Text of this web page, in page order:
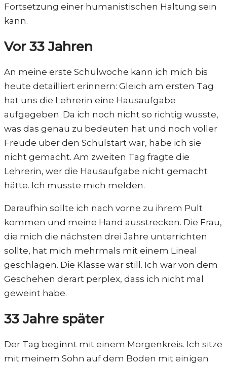
Fortsetzung einer humanistischen Haltung sein
kann.
Vor 33 Jahren
An meine erste Schulwoche kann ich mich bis
heute detailliert erinnern: Gleich am ersten Tag
hat uns die Lehrerin eine Hausaufgabe
aufgegeben. Da ich noch nicht so richtig wusste,
was das genau zu bedeuten hat und noch voller
Freude über den Schulstart war, habe ich sie
nicht gemacht. Am zweiten Tag fragte die
Lehrerin, wer die Hausaufgabe nicht gemacht
hätte. Ich musste mich melden.
Daraufhin sollte ich nach vorne zu ihrem Pult
kommen und meine Hand ausstrecken. Die Frau,
die mich die nächsten drei Jahre unterrichten
sollte, hat mich mehrmals mit einem Lineal
geschlagen. Die Klasse war still. Ich war von dem
Geschehen derart perplex, dass ich nicht mal
geweint habe.
33 Jahre später
Der Tag beginnt mit einem Morgenkreis. Ich sitze
mit meinem Sohn auf dem Boden mit einigen